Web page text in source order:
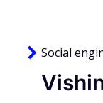
Social